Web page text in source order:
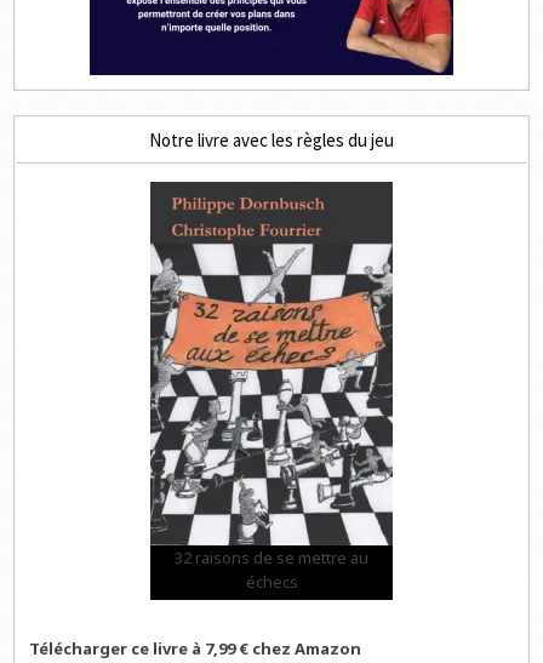
Notre livre avec les règles du jeu
32 raisons de se mettre au
échecs
Télécharger ce livre à 7,99 € chez Amazon